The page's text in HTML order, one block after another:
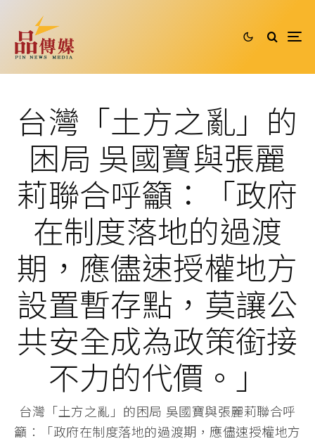
台灣「土方之亂」的
困局 吳國寶與張麗
莉聯合呼籲：「政府
在制度落地的過渡
期，應儘速授權地方
設置暫存點，莫讓公
共安全成為政策銜接
不力的代價。」
台灣「土方之亂」的困局 吳國寶與張麗莉聯合呼
籲：「政府在制度落地的過渡期，應儘速授權地方